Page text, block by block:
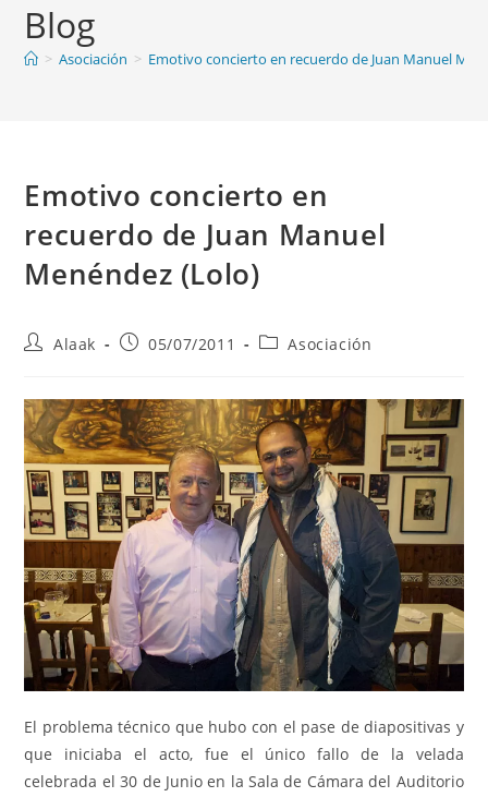
Blog
> Asociación > Emotivo concierto en recuerdo de Juan Manuel
Emotivo concierto en
recuerdo de Juan Manuel
Menéndez (Lolo)
Alaak 05/07/2011 Asociación
El problema técnico que hubo con el pase de diapositivas y
que iniciaba el acto, fue el único fallo de la velada
celebrada el 30 de Junio en la Sala de Cámara del Auditorio